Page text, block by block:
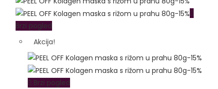
Brzi pogled
Akcija!
Brzi pogled